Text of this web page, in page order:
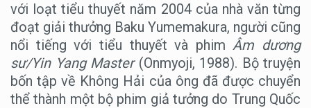
với loạt tiểu thuyết năm 2004 của nhà văn từng
đoạt giải thưởng Baku Yumemakura, người cũng
nổi tiếng với tiểu thuyết và phimÂm dương
sư/Yin Yang Master(Onmyoji, 1988). Bộ truyện
bốn tập về Không Hải của ông đã được chuyển
thể thành một bộ phim giả tưởng do Trung Quốc